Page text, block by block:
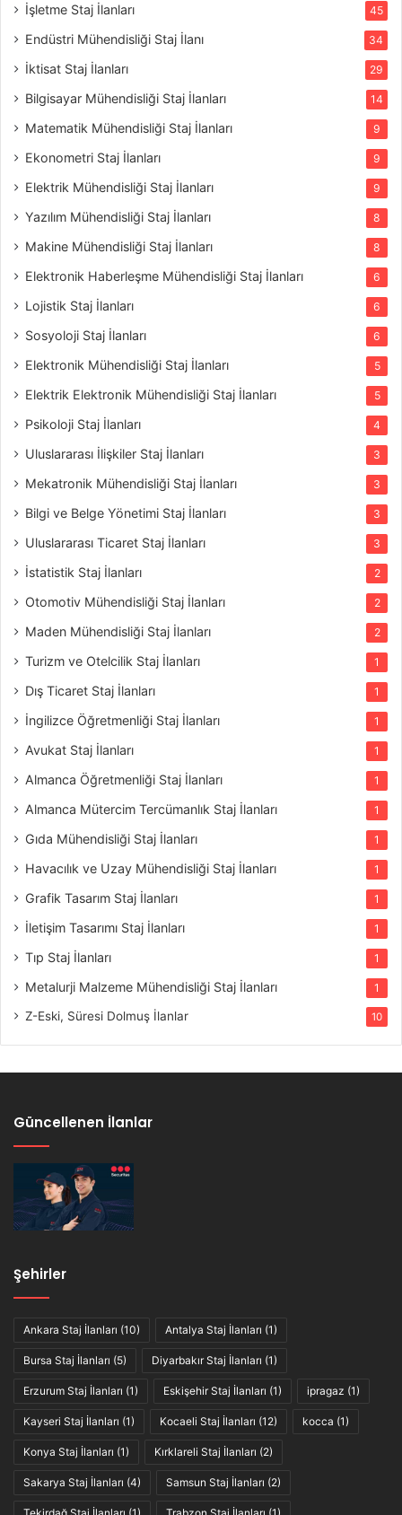
İşletme Staj İlanları 45
Endüstri Mühendisliği Staj İlanı 34
İktisat Staj İlanları 29
Bilgisayar Mühendisliği Staj İlanları 14
Matematik Mühendisliği Staj İlanları 9
Ekonometri Staj İlanları 9
Elektrik Mühendisliği Staj İlanları 9
Yazılım Mühendisliği Staj İlanları 8
Makine Mühendisliği Staj İlanları 8
Elektronik Haberleşme Mühendisliği Staj İlanları 6
Lojistik Staj İlanları 6
Sosyoloji Staj İlanları 6
Elektronik Mühendisliği Staj İlanları 5
Elektrik Elektronik Mühendisliği Staj İlanları 5
Psikoloji Staj İlanları 4
Uluslararası İlişkiler Staj İlanları 3
Mekatronik Mühendisliği Staj İlanları 3
Bilgi ve Belge Yönetimi Staj İlanları 3
Uluslararası Ticaret Staj İlanları 3
İstatistik Staj İlanları 2
Otomotiv Mühendisliği Staj İlanları 2
Maden Mühendisliği Staj İlanları 2
Turizm ve Otelcilik Staj İlanları 1
Dış Ticaret Staj İlanları 1
İngilizce Öğretmenliği Staj İlanları 1
Avukat Staj İlanları 1
Almanca Öğretmenliği Staj İlanları 1
Almanca Mütercim Tercümanlık Staj İlanları 1
Gıda Mühendisliği Staj İlanları 1
Havacılık ve Uzay Mühendisliği Staj İlanları 1
Grafik Tasarım Staj İlanları 1
İletişim Tasarımı Staj İlanları 1
Tıp Staj İlanları 1
Metalurji Malzeme Mühendisliği Staj İlanları 1
Z-Eski, Süresi Dolmuş İlanlar 10
Güncellenen İlanlar
Şehirler
Ankara Staj İlanları (10) Antalya Staj İlanları (1)
Bursa Staj İlanları (5) Diyarbakır Staj İlanları (1)
Erzurum Staj İlanları (1) Eskişehir Staj İlanları (1) ipragaz (1)
Kayseri Staj İlanları (1) Kocaeli Staj İlanları (12) kocca (1)
Konya Staj İlanları (1) Kırklareli Staj İlanları (2)
Sakarya Staj İlanları (4) Samsun Staj İlanları (2)